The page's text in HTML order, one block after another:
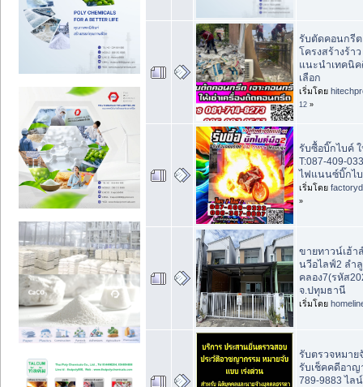
รับตัดคอนกรีต
โครงสร้างร้า
แนะนำเทคนิ
เลือก
เริ่มโดย
12 »
รับซื้อบิ๊กไบค์
T:087-409-
ไฟแนนซ์บิ๊กไ
เริ่มโดย
»
ขายทาวน์เฮ้า
นวีอไลฟ์2 ลำ
คลอง7(รหัส
จ.ปทุมธานี
เริ่มโดย
รับตรวจหมาย
รับเช็คคดีอาญ
789-9883 ไล